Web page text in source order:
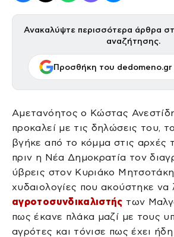
Ανακαλύψτε περισσότερα άρθρα
αναζήτησης.
Προσθήκη του dedomeno.gr
Αμετανόητος ο Κώστας
προκαλεί με τις δηλώσεις του,
βγήκε από το κόμμα στις αρχές
πριν η Νέα Δημοκρατία τον
ύβρεις στον Κυριάκο
χυδαιολογίες που ακούστηκε να
αγροτοσυνδικαλιστής των
πως έκανε πλάκα μαζί με τους
αγρότες και τόνισε πως έχει ήδη